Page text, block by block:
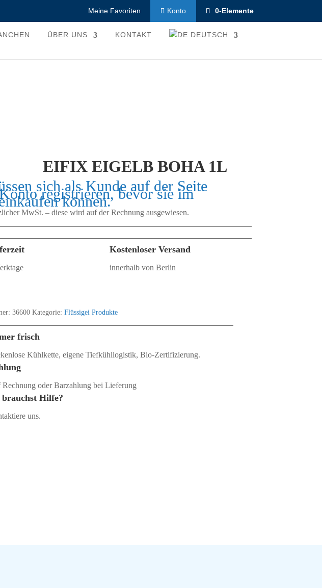
Meine Favoriten Konto 0-Elemente
ÜBER UNS KONTAKT DEUTSCH
EIFIX EIGELB BOHA 1L
sich als Kunde auf der Seite
registrieren, bevor sie im
können.
MwSt. – diese wird auf der Rechnung ausgewiesen.
Kostenloser Versand
innerhalb von Berlin
36600 Kategorie:Flüssigei Produkte
frisch
Kühlkette, eigene Tiefkühllogistik, Bio‑Zertifizierung.
oder Barzahlung bei Lieferung
brauchst Hilfe?
uns.